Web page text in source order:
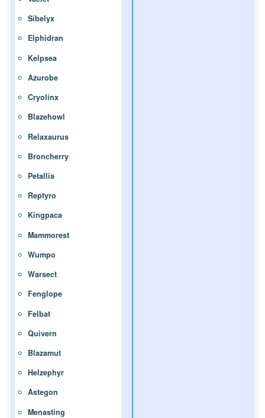
Sibelyx
Elphidran
Kelpsea
Azurobe
Cryolinx
Blazehowl
Relaxaurus
Broncherry
Petallia
Reptyro
Kingpaca
Mammorest
Wumpo
Warsect
Fenglope
Felbat
Quivern
Blazamut
Helzephyr
Astegon
Menasting